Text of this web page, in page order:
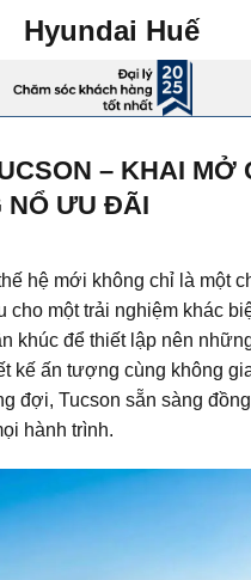
Hyundai Huế
– KHAI MỞ
NỔ ƯU ĐÃI
hệ mới không chỉ là một
cho một trải nghiệm khác
khúc để thiết lập nên
kế ấn tượng cùng không
đợi, Tucson sẵn sàng
hành trình.